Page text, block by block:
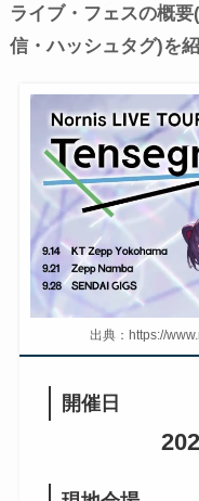
ライブ・フェスの概
信・ハッシュタグ)を
出典：https://
開催日